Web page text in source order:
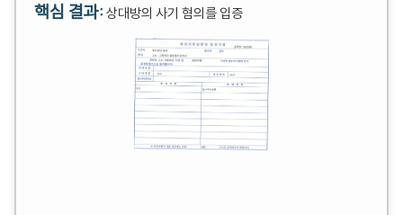
핵심 결과: 상대방의 사기 혐의를 입증